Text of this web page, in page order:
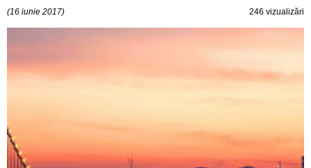
(16 iunie 2017) 246 vizualizări